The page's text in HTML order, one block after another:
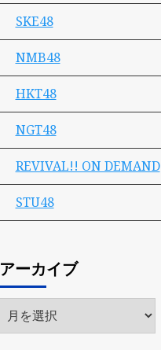
SKE48
NMB48
HKT48
NGT48
REVIVAL!! ON DEMAND
STU48
アーカイブ
ア
ー